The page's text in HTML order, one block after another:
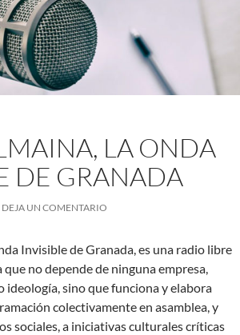
LA ONDA
DE GRANADA
DEJA UN COMENTARIO
Invisible de Granada, es una radio libre
no depende de ninguna empresa,
ideología, sino que funciona y elabora
colectivamente en asamblea, y
sociales, a iniciativas culturales críticas